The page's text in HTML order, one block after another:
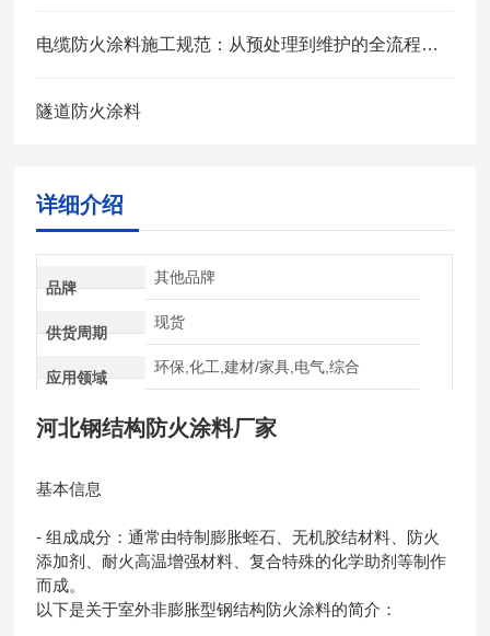
电缆防火涂料施工规范：从预处理到维护的全流程管控
隧道防火涂料
详细介绍
品牌
其他品牌
供货周期
现货
应用领域
环保,化工,建材/家具,电气,综合
河北钢结构防火涂料厂家
基本信息
- 组成成分：通常由特制膨胀蛭石、无机胶结材料、防火
添加剂、耐火高温增强材料、复合特殊的化学助剂等制作
而成。
以下是关于室外非膨胀型钢结构防火涂料的简介：